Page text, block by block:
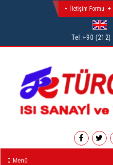
Tel:+90 (212)
İletişim Formu
Menü